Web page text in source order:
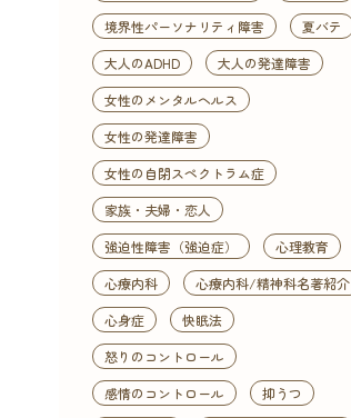
境界性パーソナリティ障害
夏バテ
大人のADHD
大人の発達障害
女性のメンタルヘルス
女性の発達障害
女性の自閉スペクトラム症
家族・夫婦・恋人
強迫性障害（強迫症）
心理教育
心療内科
心療内科/精神科名著紹介
心身症
快眠法
怒りのコントロール
感情のコントロール
抑うつ